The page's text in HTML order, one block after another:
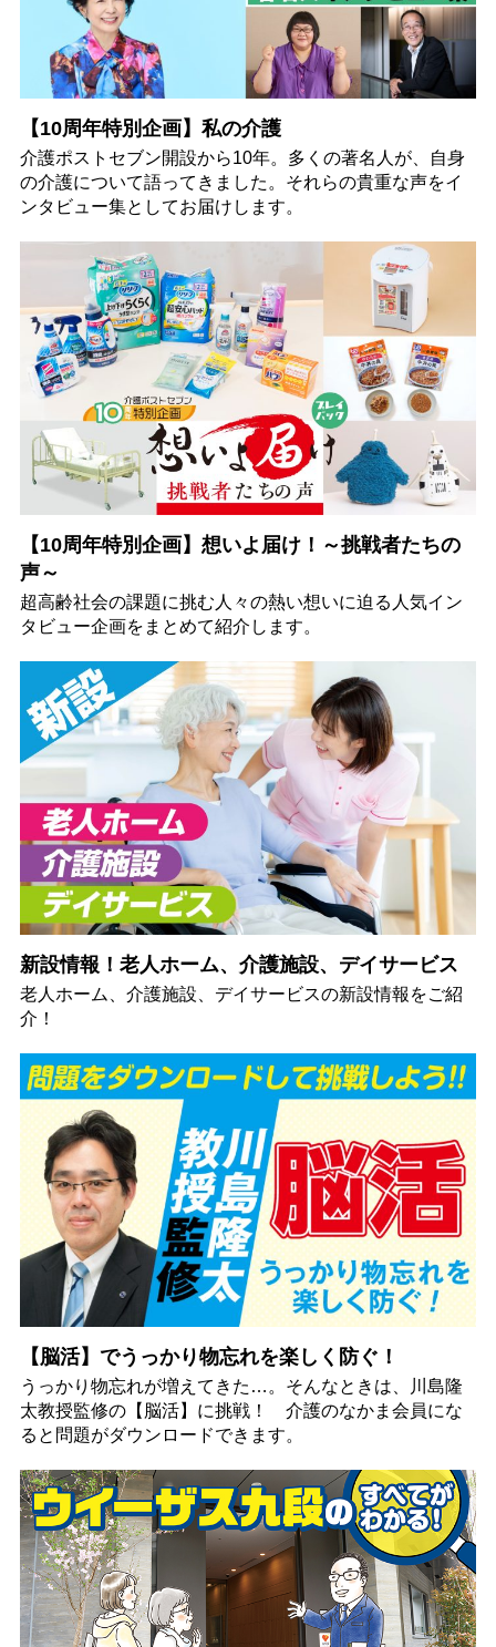
【10周年特別企画】私の介護
介護ポストセブン開設から10年。多くの著名人が、自身
の介護について語ってきました。それらの貴重な声をイ
ンタビュー集としてお届けします。
【10周年特別企画】想いよ届け！～挑戦者たちの
声～
超高齢社会の課題に挑む人々の熱い想いに迫る人気イン
タビュー企画をまとめて紹介します。
新設情報！老人ホーム、介護施設、デイサービス
老人ホーム、介護施設、デイサービスの新設情報をご紹
介！
【脳活】でうっかり物忘れを楽しく防ぐ！
うっかり物忘れが増えてきた…。そんなときは、川島隆
太教授監修の【脳活】に挑戦！ 介護のなかま会員にな
ると問題がダウンロードできます。